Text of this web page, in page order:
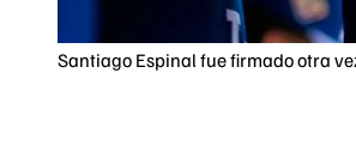
Santiago Espinal fue firmado otra